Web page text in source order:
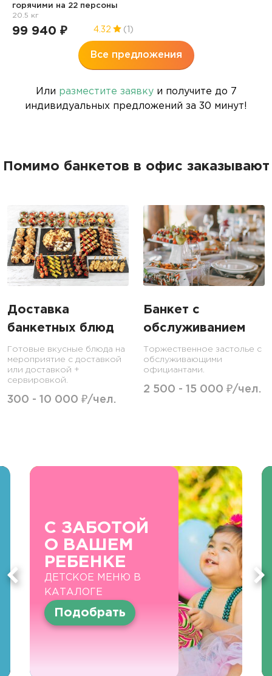
горячими на 22 персоны
20.5 кг
99 940 ₽ 4.32 (1)
Все предложения
Или разместите заявкуи получите до 7
индивидуальных предложений за 30 минут!
Помимо банкетов в офис заказывают
Доставка
банкетных блюд
Готовые вкусные блюда на
мероприятие с доставкой
или доставкой +
сервировкой.
300 - 10 000 ₽/чел.
Банкет с
обслуживанием
Торжественное застолье с
обслуживающими
официантами.
2 500 - 15 000 ₽/чел.
С ЗАБОТОЙ
О ВАШЕМ
РЕБЕНКЕ
ДЕТСКОЕ МЕНЮ В
КАТАЛОГЕ
Подобрать